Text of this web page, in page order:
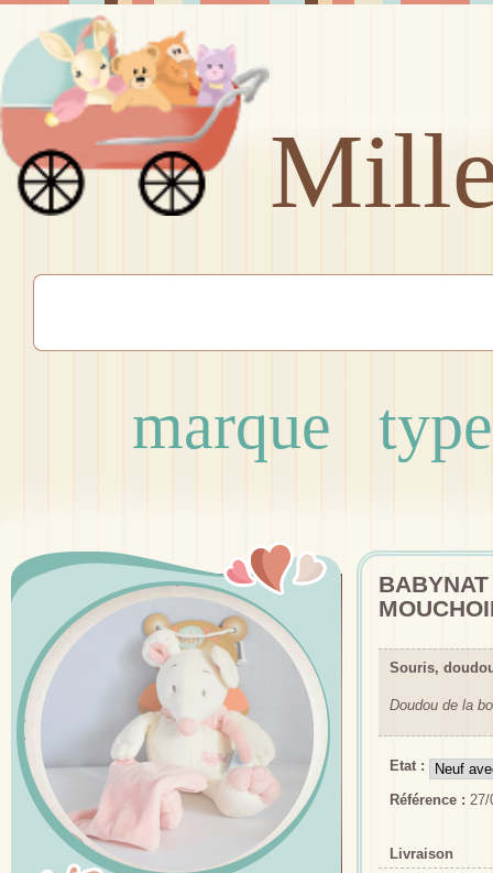
marque type
Souris,
Doudou de la
Etat :
Référence : 27/
Livraison